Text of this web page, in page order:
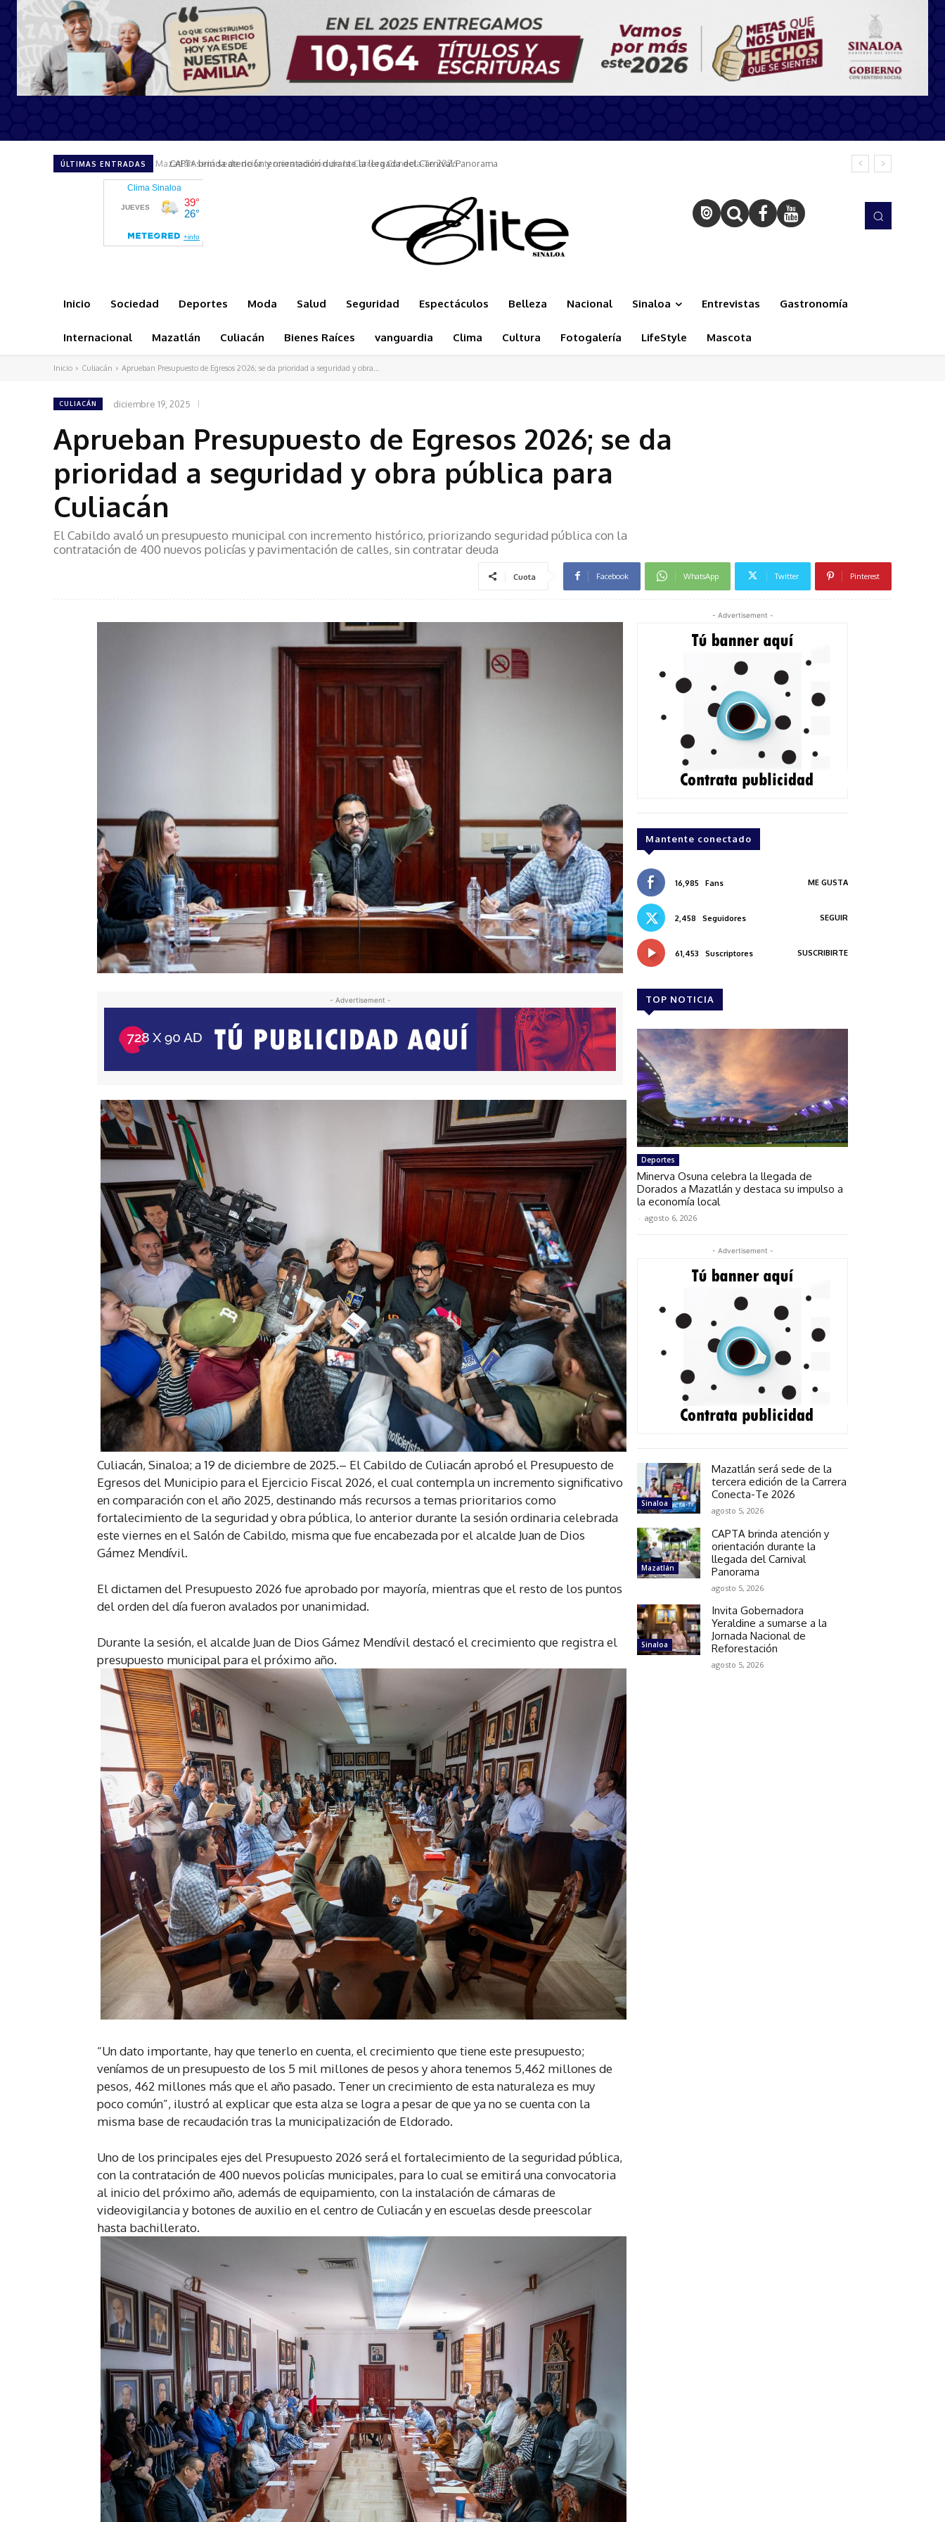
ÚLTIMAS ENTRADAS CAPTA brinda atención y orientación durante la llegada del Carnival Panorama
Inicio Sociedad Deportes Moda Salud Seguridad Espectáculos Belleza Nacional Sinaloa Entrevistas Gastronomía
Internacional Mazatlán Culiacán Bienes Raíces vanguardia Clima Cultura Fotogalería LifeStyle Mascota
Inicio Culiacán Aprueban Presupuesto de Egresos 2026; se da prioridad a seguridad y obra...
CULIACÁN diciembre 19, 2025
Aprueban Presupuesto de Egresos 2026; se da
prioridad a seguridad y obra pública para
Culiacán
El Cabildo avaló un presupuesto municipal con incremento histórico, priorizando seguridad pública con la
contratación de 400 nuevos policías y pavimentación de calles, sin contratar deuda
Cuota Facebook WhatsApp Twitter Pinterest
- Advertisement -
Culiacán, Sinaloa; a 19 de diciembre de 2025.– El Cabildo de Culiacán aprobó el Presupuesto de
Egresos del Municipio para el Ejercicio Fiscal 2026, el cual contempla un incremento significativo
en comparación con el año 2025, destinando más recursos a temas prioritarios como
fortalecimiento de la seguridad y obra pública, lo anterior durante la sesión ordinaria celebrada
este viernes en el Salón de Cabildo, misma que fue encabezada por el alcalde Juan de Dios
Gámez Mendívil.
El dictamen del Presupuesto 2026 fue aprobado por mayoría, mientras que el resto de los puntos
del orden del día fueron avalados por unanimidad.
Durante la sesión, el alcalde Juan de Dios Gámez Mendívil destacó el crecimiento que registra el
presupuesto municipal para el próximo año.
“Un dato importante, hay que tenerlo en cuenta, el crecimiento que tiene este presupuesto;
veníamos de un presupuesto de los 5 mil millones de pesos y ahora tenemos 5,462 millones de
pesos, 462 millones más que el año pasado. Tener un crecimiento de esta naturaleza es muy
poco común”, ilustró al explicar que esta alza se logra a pesar de que ya no se cuenta con la
misma base de recaudación tras la municipalización de Eldorado.
Uno de los principales ejes del Presupuesto 2026 será el fortalecimiento de la seguridad pública,
con la contratación de 400 nuevos policías municipales, para lo cual se emitirá una convocatoria
al inicio del próximo año, además de equipamiento, con la instalación de cámaras de
videovigilancia y botones de auxilio en el centro de Culiacán y en escuelas desde preescolar
hasta bachillerato.
- Advertisement -
Mantente conectado
16,985 Fans ME GUSTA
2,458 Seguidores SEGUIR
61,453 Suscriptores SUSCRIBIRTE
TOP NOTICIA
Deportes
Minerva Osuna celebra la llegada de
Dorados a Mazatlán y destaca su impulso a
la economía local
- agosto 6, 2026
- Advertisement -
Sinaloa
Mazatlán será sede de la
tercera edición de la Carrera
Conecta-Te 2026
agosto 5, 2026
Mazatlán
CAPTA brinda atención y
orientación durante la
llegada del Carnival
Panorama
agosto 5, 2026
Sinaloa
Invita Gobernadora
Yeraldine a sumarse a la
Jornada Nacional de
Reforestación
agosto 5, 2026